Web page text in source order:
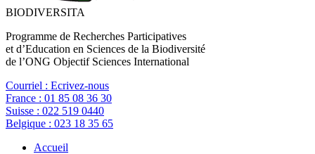
BIODIVERSITA
Programme de Recherches Participatives
et d’Education en Sciences de la Biodiversité
de l’ONG Objectif Sciences International
Courriel : Ecrivez-nous
France : 01 85 08 36 30
Suisse : 022 519 0440
Belgique : 023 18 35 65
Accueil